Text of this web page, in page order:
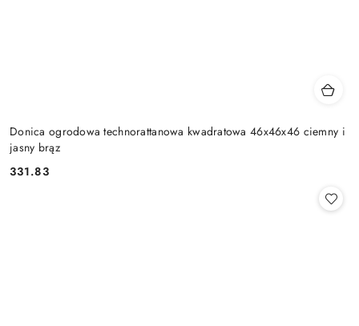
Donica ogrodowa technorattanowa kwadratowa 46x46x46 ciemny i
jasny brąz
Cena:
331.83